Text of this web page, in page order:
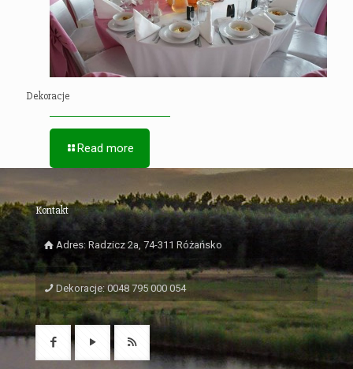
Dekoracje
Read more
Kontakt
Adres: Radzicz 2a, 74-311 Różańsko
Dekoracje: 0048 795 000 054